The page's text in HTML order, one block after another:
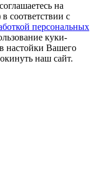
на
соответствии с
персональных
куки-
настойки Вашего
наш сайт.